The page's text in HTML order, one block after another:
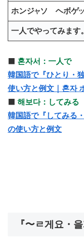
ホンジヤソ ヘボゲツ
一人でやってみます。
혼자서：一人で
韓国語で『ひとり・
使い方と例文｜혼자
해보다：してみる
韓国語で『してみる
の使い方と例文
『〜ㄹ게요・